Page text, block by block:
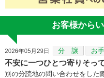
お客様から
2026年05月29日 分 譲 お
不安に一つひとつ寄りそっ
別の分読地の問い合わせをした